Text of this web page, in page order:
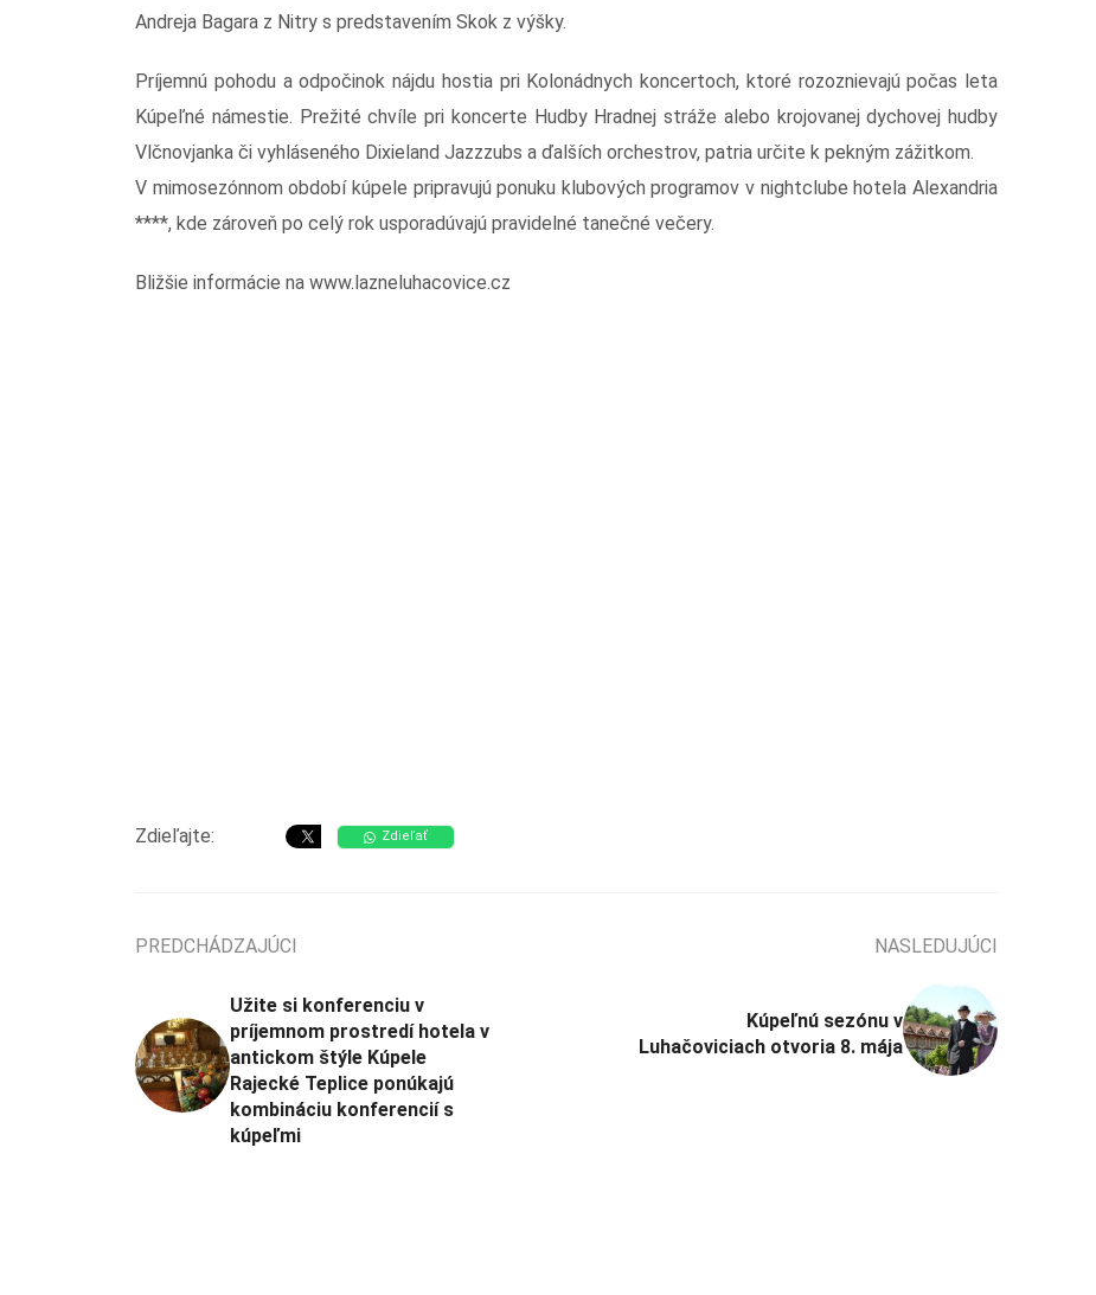
Andreja Bagara z Nitry s predstavením Skok z výšky.
Príjemnú pohodu a odpočinok nájdu hostia pri Kolonádnych koncertoch, ktoré rozoznievajú počas leta
Kúpeľné námestie. Prežité chvíle pri koncerte Hudby Hradnej stráže alebo krojovanej dychovej hudby
Vlčnovjanka či vyhláseného Dixieland Jazzzubs a ďalších orchestrov, patria určite k pekným zážitkom.
V mimosezónnom období kúpele pripravujú ponuku klubových programov v nightclube hotela Alexandria
****, kde zároveň po celý rok usporadúvajú pravidelné tanečné večery.
Bližšie informácie na www.lazneluhacovice.cz
Zdieľajte: Zdieľať
PREDCHÁDZAJÚCI
Užite si konferenciu v
príjemnom prostredí hotela v
antickom štýle Kúpele
Rajecké Teplice ponúkajú
kombináciu konferencií s
kúpeľmi
NASLEDUJÚCI
Kúpeľnú sezónu v
Luhačoviciach otvoria 8. mája